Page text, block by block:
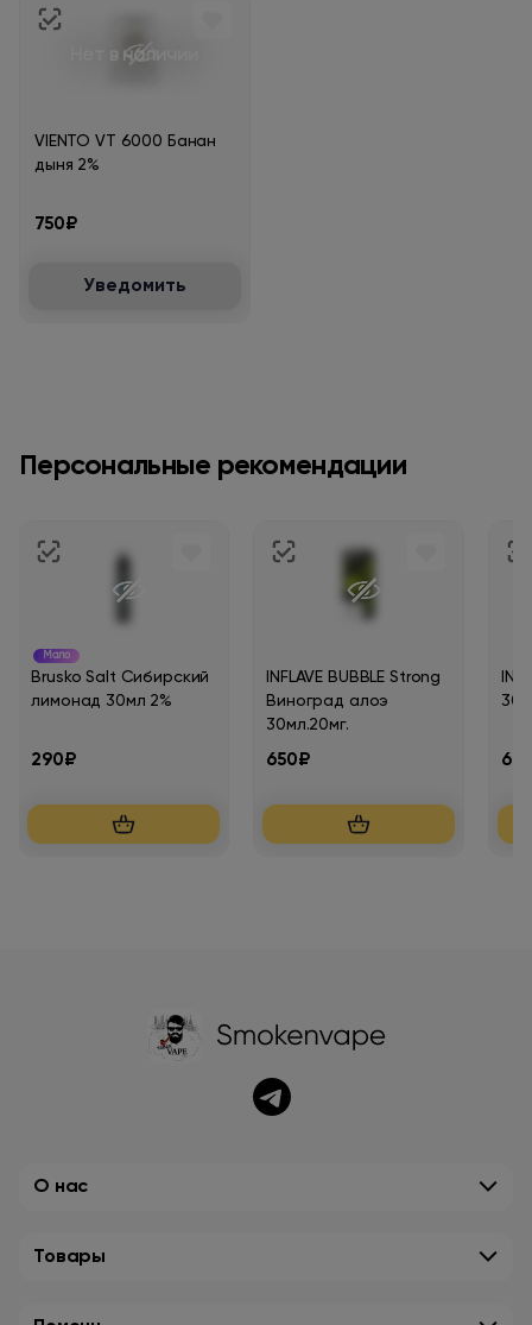
Нет в наличии
VIENTO VT 6000 Банан
дыня 2%
750₽
Уведомить
Персональные рекомендации
Мало
Brusko Salt Сибирский
лимонад 30мл 2%
290₽
INFLAVE BUBBLE Strong
Виноград алоэ
30мл.20мг.
650₽
О нас
Товары